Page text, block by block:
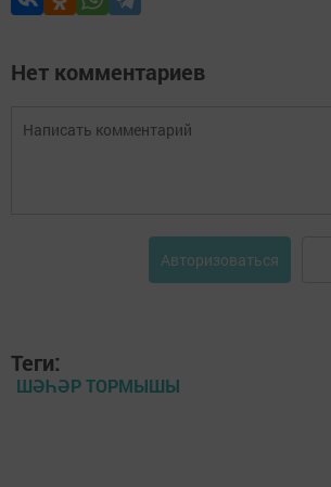
Нет комментариев
Авторизоваться
Теги:
ШӘҺӘР ТОРМЫШЫ